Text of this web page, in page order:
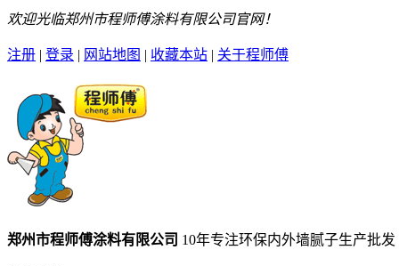
欢迎光临郑州市程师傅涂料有限公司官网！
注册 | 登录 | 网站地图 | 收藏本站 | 关于程师傅
郑州市程师傅涂料有限公司 10年专注环保内外墙腻子生产批发